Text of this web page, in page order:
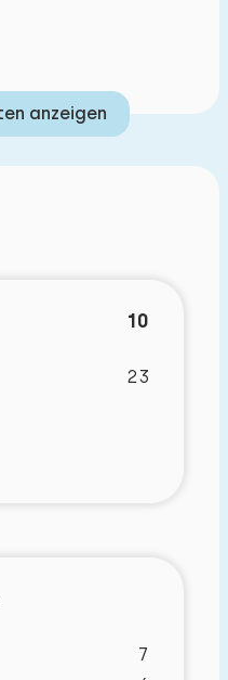
ist, verfügt
Ein weiteres
eine Reihe von
anzeigen
10
23
7